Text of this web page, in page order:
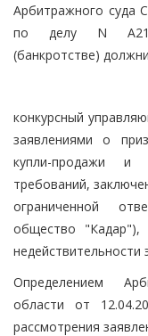
Арбитражного суда
по делу N А21-
(банкротстве)
конкурсный
заявлениями о
купли-продажи и
требований,
ограниченной
общество "Кадар"),
недействительности
Определением
области от
рассмотрения